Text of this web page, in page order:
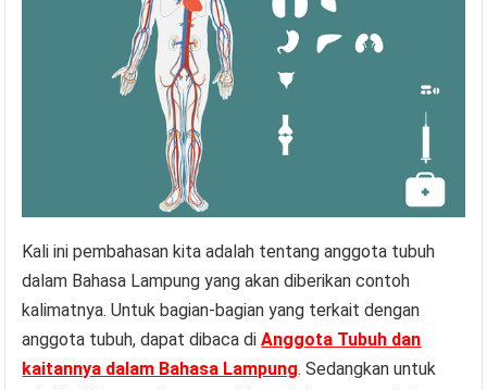
Kali ini pembahasan kita adalah tentang anggota tubuh
dalam Bahasa Lampung yang akan diberikan contoh
kalimatnya. Untuk bagian-bagian yang terkait dengan
anggota tubuh, dapat dibaca diAnggota Tubuh dan
kaitannya dalam Bahasa Lampung. Sedangkan untuk